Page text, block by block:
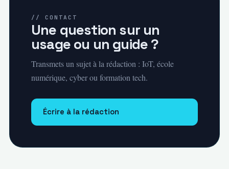
// CONTACT
Une question sur un
usage ou un guide ?
Transmets un sujet à la rédaction : IoT, école
numérique, cyber ou formation tech.
Écrire à la rédaction